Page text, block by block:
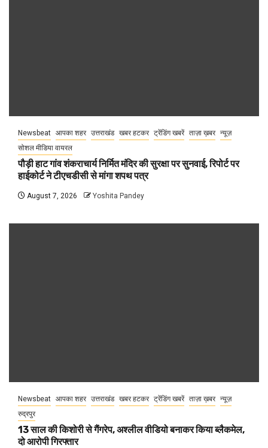
Newsbeat आपका शहर उत्तराखंड खबर हटकर ट्रेंडिंग खबरें ताज़ा ख़बर न्यूज़
सोशल मीडिया वायरल
पौड़ी हाट गांव शंकराचार्य निर्मित मंदिर की सुरक्षा पर सुनवाई, रिपोर्ट पर
हाईकोर्ट ने टीएचडीसी से मांगा शपथ पत्र
August 7, 2026 Yoshita Pandey
Newsbeat आपका शहर उत्तराखंड खबर हटकर ट्रेंडिंग खबरें ताज़ा ख़बर न्यूज़
रुद्रपुर
13 साल की किशोरी से गैंगरेप, अश्लील वीडियो बनाकर किया ब्लैकमेल,
दो आरोपी गिरफ्तार